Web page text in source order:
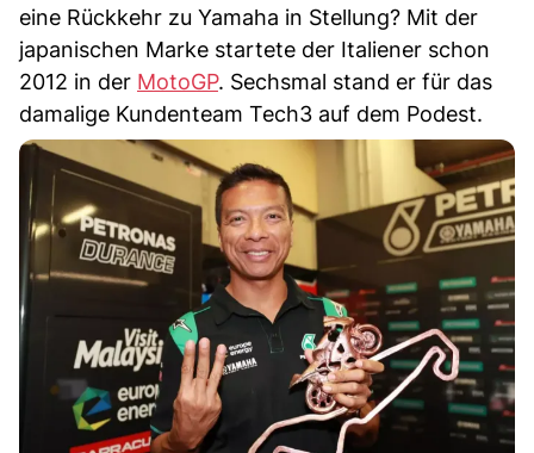
eine Rückkehr zu Yamaha in Stellung? Mit der
japanischen Marke startete der Italiener schon
2012 in der MotoGP. Sechsmal stand er für das
damalige Kundenteam Tech3 auf dem Podest.